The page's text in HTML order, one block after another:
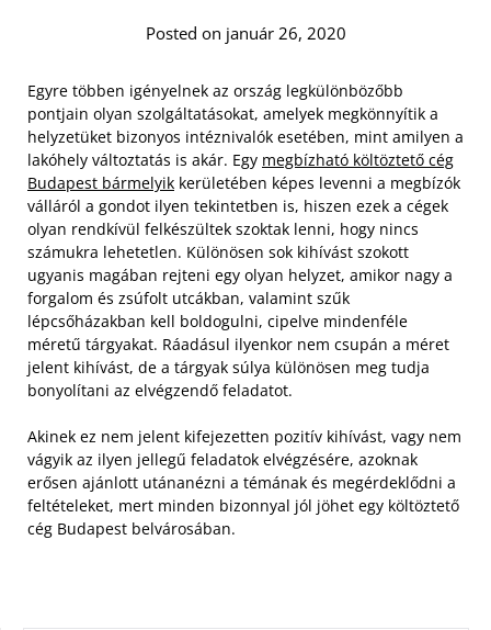
Posted on január 26, 2020
Egyre többen igényelnek az ország legkülönbözőbb
pontjain olyan szolgáltatásokat, amelyek megkönnyítik a
helyzetüket bizonyos intéznivalók esetében, mint amilyen a
lakóhely változtatás is akár. Egy megbízható költöztető cég
Budapest bármelyik kerületében képes levenni a megbízók
válláról a gondot ilyen tekintetben is, hiszen ezek a cégek
olyan rendkívül felkészültek szoktak lenni, hogy nincs
számukra lehetetlen. Különösen sok kihívást szokott
ugyanis magában rejteni egy olyan helyzet, amikor nagy a
forgalom és zsúfolt utcákban, valamint szűk
lépcsőházakban kell boldogulni, cipelve mindenféle
méretű tárgyakat. Ráadásul ilyenkor nem csupán a méret
jelent kihívást, de a tárgyak súlya különösen meg tudja
bonyolítani az elvégzendő feladatot.
Akinek ez nem jelent kifejezetten pozitív kihívást, vagy nem
vágyik az ilyen jellegű feladatok elvégzésére, azoknak
erősen ajánlott utánanézni a témának és megérdeklődni a
feltételeket, mert minden bizonnyal jól jöhet egy költöztető
cég Budapest belvárosában.